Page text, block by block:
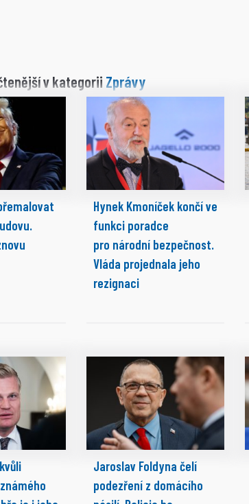
v kategorii Zprávy
Hynek Kmoníček končí ve
funkci poradce
pro národní bezpečnost.
Vláda projednala jeho
rezignaci
Jaroslav Foldyna čelí
podezření z domácího